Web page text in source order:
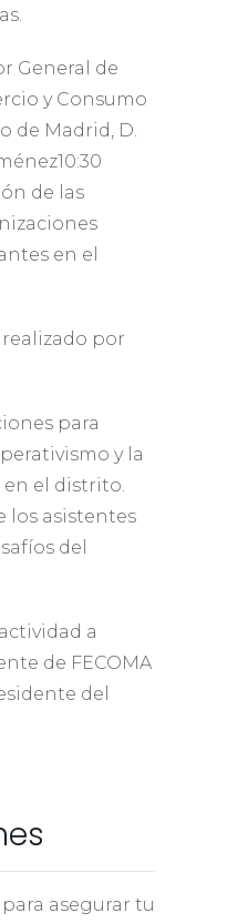
General de
y Consumo
de Madrid, D.
de las
en el
realizado por
para
y la
el distrito.
los asistentes
del
a
de FECOMA
del
asegurar tu